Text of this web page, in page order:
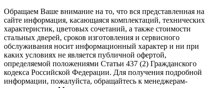
Обращаем Ваше внимание на то, что вся представленная на
сайте информация, касающаяся комплектаций, технических
характеристик, цветовых сочетаний, а также стоимости
стальных дверей, сроков изготовления и сервисного
обслуживания носит информационный характер и ни при
каких условиях не является публичной офертой,
определяемой положениями Статьи 437 (2) Гражданского
кодекса Российской Федерации. Для получения подробной
информации, пожалуйста, обращайтесь к менеджерам-